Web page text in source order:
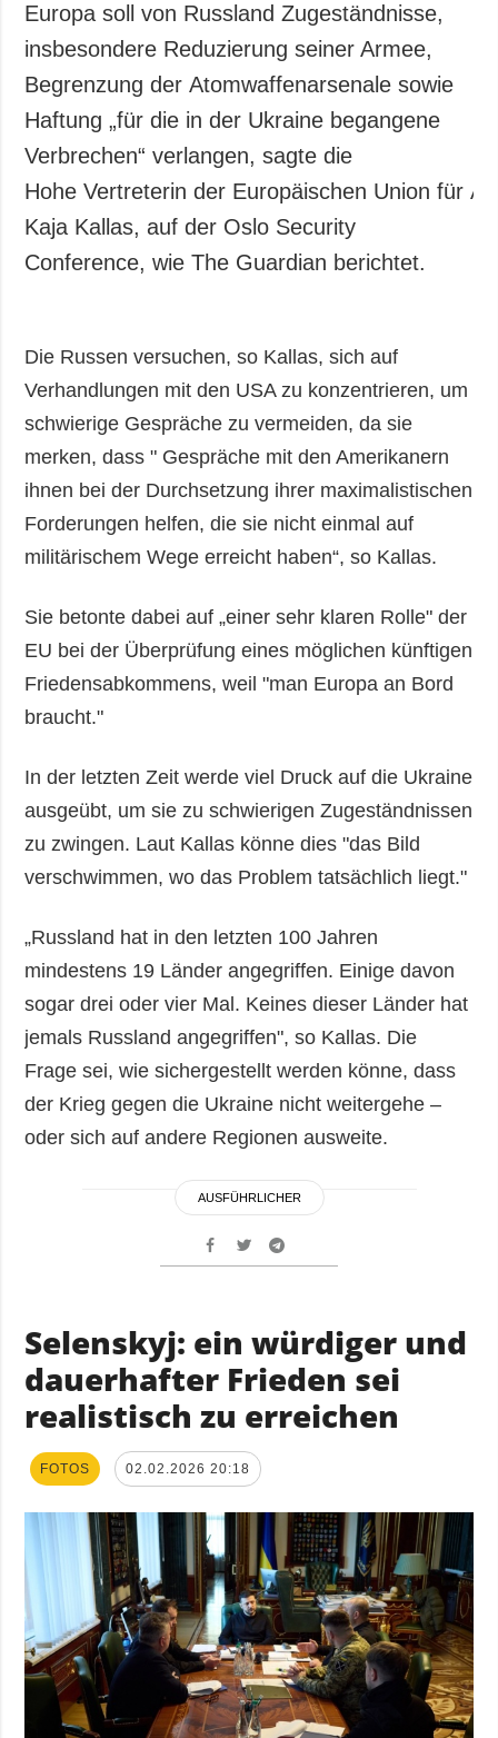
Europa soll von Russland Zugeständnisse,
insbesondere Reduzierung seiner Armee,
Begrenzung der Atomwaffenarsenale sowie
Haftung „für die in der Ukraine begangene
Verbrechen“ verlangen, sagte die
Hohe Vertreterin der Europäischen Union für
Kaja Kallas, auf der Oslo Security
Conference, wie The Guardian berichtet.
Die Russen versuchen, so Kallas, sich auf
Verhandlungen mit den USA zu konzentrieren, um
schwierige Gespräche zu vermeiden, da sie
merken, dass " Gespräche mit den Amerikanern
ihnen bei der Durchsetzung ihrer maximalistischen
Forderungen helfen, die sie nicht einmal auf
militärischem Wege erreicht haben“, so Kallas.
Sie betonte dabei auf „einer sehr klaren Rolle" der
EU bei der Überprüfung eines möglichen künftigen
Friedensabkommens, weil "man Europa an Bord
braucht."
In der letzten Zeit werde viel Druck auf die Ukraine
ausgeübt, um sie zu schwierigen Zugeständnissen
zu zwingen. Laut Kallas könne dies "das Bild
verschwimmen, wo das Problem tatsächlich liegt."
„Russland hat in den letzten 100 Jahren
mindestens 19 Länder angegriffen. Einige davon
sogar drei oder vier Mal. Keines dieser Länder hat
jemals Russland angegriffen", so Kallas. Die
Frage sei, wie sichergestellt werden könne, dass
der Krieg gegen die Ukraine nicht weitergehe –
oder sich auf andere Regionen ausweite.
AUSFÜHRLICHER
Selenskyj: ein würdiger und
dauerhafter Frieden sei
realistisch zu erreichen
FOTOS 02.02.2026 20:18